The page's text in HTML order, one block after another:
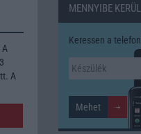
A
MENNYIBE KERÜL
Keressen a